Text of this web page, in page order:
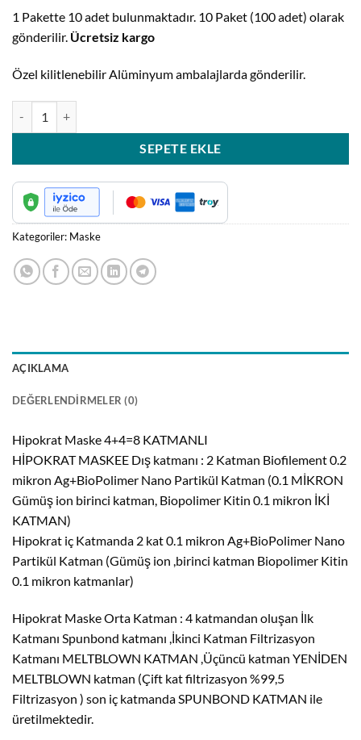
1.800,00₺.fiyat:
1 Pakette 10 adet bulunmaktadır. 10 Paket (100 adet) olarak
gönderilir. Ücretsiz kargo
Özel kilitlenebilir Alüminyum ambalajlarda gönderilir.
SEPETE EKLE
Kategoriler: Maske
AÇIKLAMA
DEĞERLENDIRMELER (0)
Hipokrat Maske 4+4=8 KATMANLI
HİPOKRAT MASKEE Dış katmanı : 2 Katman Biofilement 0.2
mikron Ag+BioPolimer Nano Partikül Katman (0.1 MİKRON
Gümüş ion birinci katman, Biopolimer Kitin 0.1 mikron İKİ
KATMAN)
Hipokrat iç Katmanda 2 kat 0.1 mikron Ag+BioPolimer Nano
Partikül Katman (Gümüş ion ,birinci katman Biopolimer Kitin
0.1 mikron katmanlar)
Hipokrat Maske Orta Katman : 4 katmandan oluşan İlk
Katmanı Spunbond katmanı ,İkinci Katman Filtrizasyon
Katmanı MELTBLOWN KATMAN ,Üçüncü katman YENİDEN
MELTBLOWN katman (Çift kat filtrizasyon %99,5
Filtrizasyon ) son iç katmanda SPUNBOND KATMAN ile
üretilmektedir.